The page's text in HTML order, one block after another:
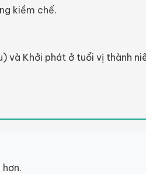
kiềm chế.
Khởi phát ở tuổi vị thành